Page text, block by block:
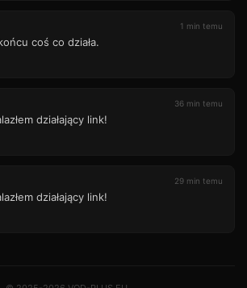
1 min temu
coś co działa.
36 min temu
działający link!
29 min temu
działający link!